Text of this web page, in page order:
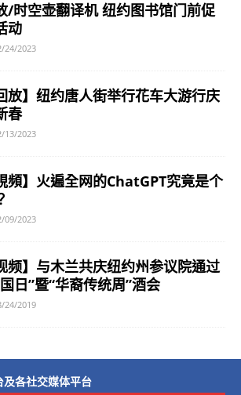
/时空壶翻译机 纽约图书馆门前促
动
24/2023
放】纽约唐人街举行花车大游行庆
春
13/2023
頻】火遍全网的ChatGPT究竟是个
09/2023
频】与木兰共庆纽约州参议院通过
日”暨“华裔传统周”酒会
24/2019
各社交媒体平台